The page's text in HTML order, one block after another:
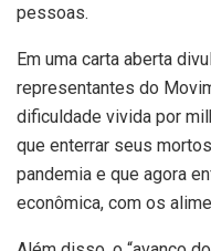
pessoas.
Em uma carta aberta
representantes do
dificuldade vivida por
que enterrar seus
pandemia e que agora
econômica, com os